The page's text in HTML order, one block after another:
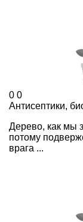
0 0
Антисептики,
Дерево, как мы
потому
врага ...